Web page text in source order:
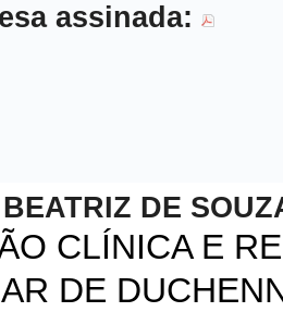
assinada:
DE
CLÍNICA E
DE